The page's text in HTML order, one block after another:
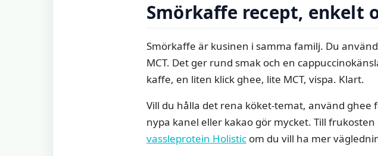
Smörkaffe recept, enkelt
Smörkaffe är kusinen i samma familj. Du
MCT. Det ger rund smak och en
kaffe, en liten klick ghee, lite MCT, vispa. Klart.
Vill du hålla det rena köket-temat, använd ghee
nypa kanel eller kakao gör mycket. Till
vassleprotein Holistic om du vill ha mer